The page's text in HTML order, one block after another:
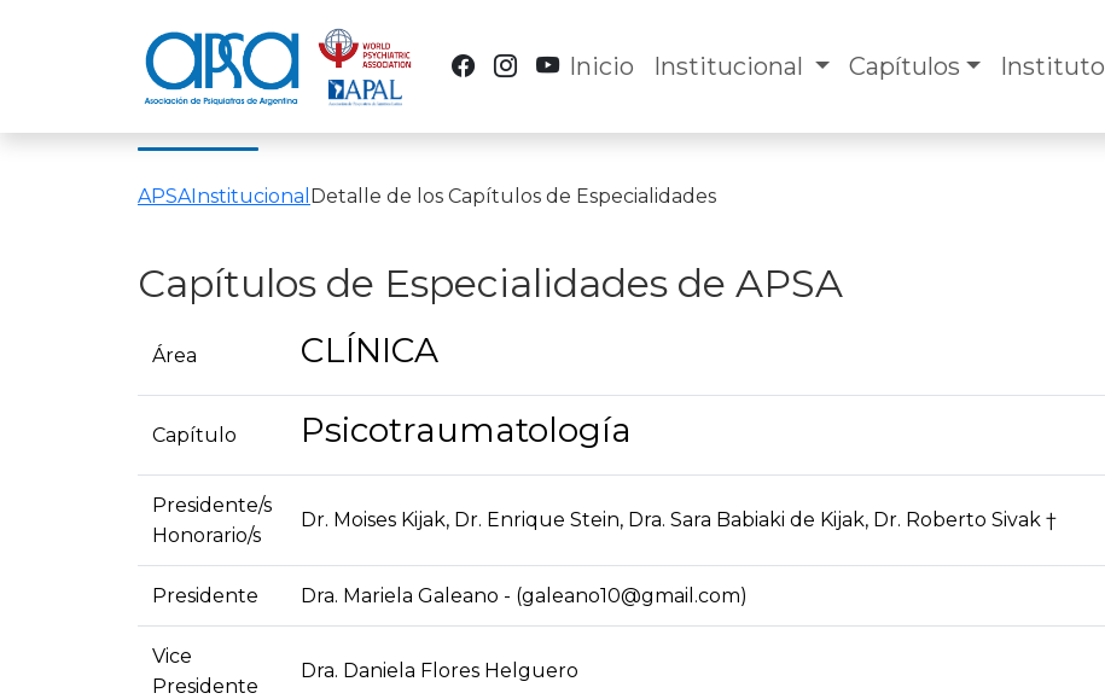
Inicio Institucional Capítulos Instituto
APSAInstitucional Detalle de los Capítulos de Especialidades
Capítulos de Especialidades de APSA
Área CLÍNICA
Capítulo Psicotraumatología
Presidente/s
Honorario/s
Dr. Moises Kijak, Dr. Enrique Stein, Dra. Sara Babiaki de Kijak, Dr. Roberto Sivak †
Presidente Dra. Mariela Galeano - (galeano10@gmail.com)
Vice
Presidente
Dra. Daniela Flores Helguero